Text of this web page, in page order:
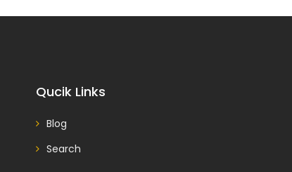
Qucik Links
Blog
Search